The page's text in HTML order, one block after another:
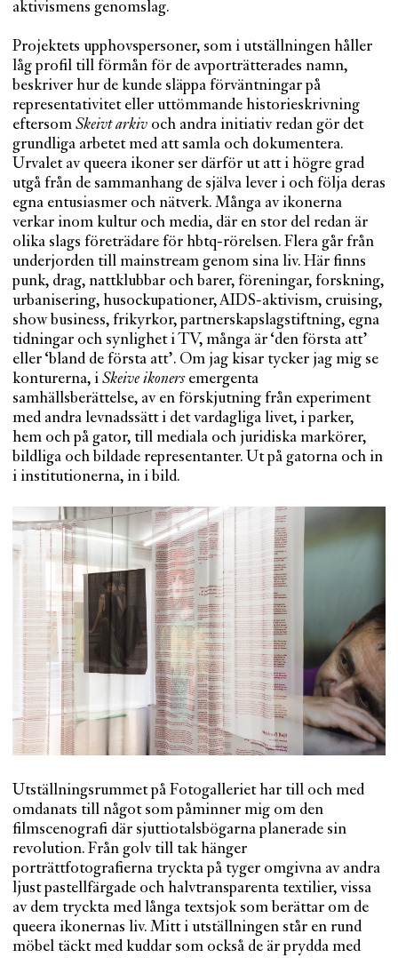
aktivismens genomslag.
Projektets upphovspersoner, som i utställningen håller
låg profil till förmån för de avporträtterades namn,
beskriver hur de kunde släppa förväntningar på
representativitet eller uttömmande historieskrivning
eftersom Skeivt arkiv och andra initiativ redan gör det
grundliga arbetet med att samla och dokumentera.
Urvalet av queera ikoner ser därför ut att i högre grad
utgå från de sammanhang de själva lever i och följa deras
egna entusiasmer och nätverk. Många av ikonerna
verkar inom kultur och media, där en stor del redan är
olika slags företrädare för hbtq-rörelsen. Flera går från
underjorden till mainstream genom sina liv. Här finns
punk, drag, nattklubbar och barer, föreningar, forskning,
urbanisering, husockupationer, AIDS-aktivism, cruising,
show business, frikyrkor, partnerskapslagstiftning, egna
tidningar och synlighet i TV, många är ‘den första att’
eller ‘bland de första att’. Om jag kisar tycker jag mig se
konturerna, i Skeive ikonersemergenta
samhällsberättelse, av en förskjutning från experiment
med andra levnadssätt i det vardagliga livet, i parker,
hem och på gator, till mediala och juridiska markörer,
bildliga och bildade representanter. Ut på gatorna och in
i institutionerna, in i bild.
Utställningsrummet på Fotogalleriet har till och med
omdanats till något som påminner mig om den
filmscenografi där sjuttiotalsbögarna planerade sin
revolution. Från golv till tak hänger
porträttfotografierna tryckta på tyger omgivna av andra
ljust pastellfärgade och halvtransparenta textilier, vissa
av dem tryckta med långa textsjok som berättar om de
queera ikonernas liv. Mitt i utställningen står en rund
möbel täckt med kuddar som också de är prydda med